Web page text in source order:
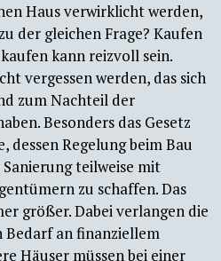
Haus verwirklicht werden,
der gleichen Frage? Kaufen
kann reizvoll sein.
vergessen werden, das sich
zum Nachteil der
Besonders das Gesetz
dessen Regelung beim Bau
teilweise mit
zu schaffen. Das
größer. Dabei verlangen die
an finanziellem
Häuser müssen bei einer